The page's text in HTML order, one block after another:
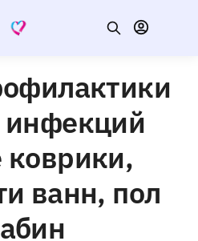
инфекций
ванн, пол